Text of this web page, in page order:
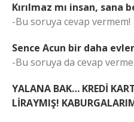
Kırılmaz mı insan,
-Bu soruya cevap vermem!
Sence Acun bir daha
-Bu soruya da cevap
YALANA BAK… KREDİ
LİRAYMIŞ!